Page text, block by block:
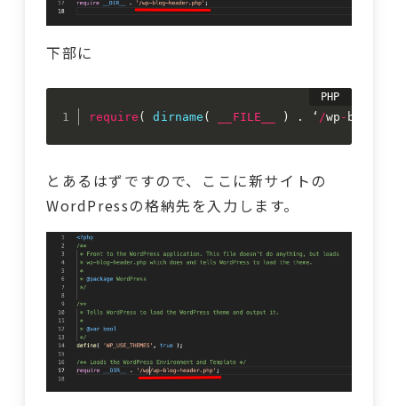
下部に
require ( dirname ( __FILE__ ) . ‘ /wp - blog
とあるはずですので、ここに新サイトの
WordPressの格納先を入力します。